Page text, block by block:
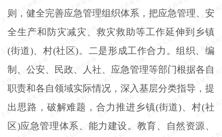
则，健全完善应急管理组织体系，把应急管理、安
全生产和防灾减灾、救灾救助等工作延伸到乡镇
(街道)、村(社区)。二是形成工作合力。组织、编
制、公安、民政、人社、应急管理等部门根据各自
职责和各自领域实际情况，深入基层分类指导，提
出思路，破解难题，合力推进乡镇(街道)、村(社
区)应急管理体系、能力建设。教育、自然资源、